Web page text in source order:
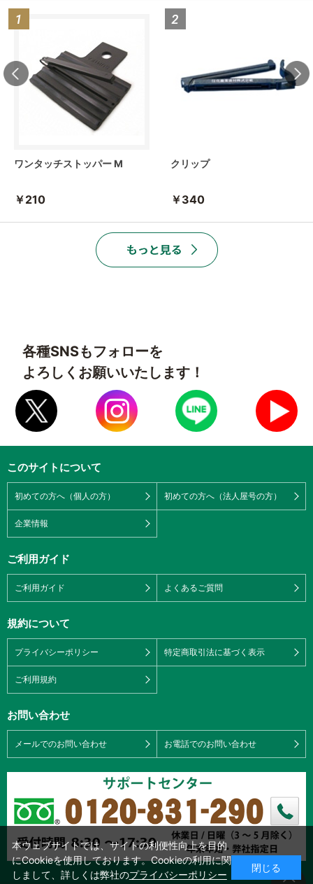
ワンタッチストッパー M
￥210
クリップ
￥340
各種SNSもフォローを
よろしくお願いいたします！
このサイトについて
初めての方へ（個人の方） 初めての方へ（法人屋号の方）
企業情報
ご利用ガイド
ご利用ガイド よくあるご質問
規約について
プライバシーポリシー 特定商取引法に基づく表示
ご利用規約
お問い合わせ
メールでのお問い合わせ お電話でのお問い合わせ
本ウェブサイトでは、サイトの利便性向上を目的
にCookieを使用しております。Cookieの利用に関
しまして、詳しくは弊社のプライバシーポリシー
閉じる